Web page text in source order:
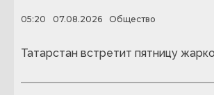
05:20 07.08.2026 Общество
Татарстан встретит пятницу